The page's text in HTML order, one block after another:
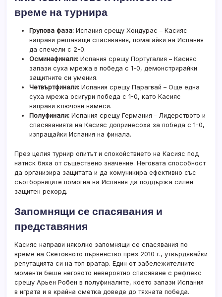
време на турнира
Групова фаза: Испания срещу Хондурас – Касияс
направи решаващи спасявания, помагайки на Испания
да спечели с 2-0.
Осминафинали: Испания срещу Португалия – Касияс
запази суха мрежа в победа с 1-0, демонстрирайки
защитните си умения.
Четвъртфинали: Испания срещу Парагвай – Още една
суха мрежа осигури победа с 1-0, като Касияс
направи ключови намеси.
Полуфинали: Испания срещу Германия – Лидерството и
спасяванията на Касияс допринесоха за победа с 1-0,
изпращайки Испания на финала.
През целия турнир опитът и спокойствието на Касияс под
натиск бяха от съществено значение. Неговата способност
да организира защитата и да комуникира ефективно със
съотборниците помогна на Испания да поддържа силен
защитен рекорд.
Запомнящи се спасявания и
представяния
Касияс направи няколко запомнящи се спасявания по
време на Световното първенство през 2010 г., утвърдявайки
репутацията си на топ вратар. Един от забележителните
моменти беше неговото невероятно спасяване с рефлекс
срещу Арьен Робен в полуфиналите, което запази Испания
в играта и в крайна сметка доведе до тяхната победа.